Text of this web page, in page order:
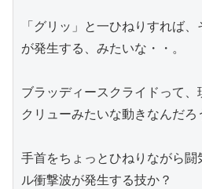
「グリッ」と一ひねりすれば
が発生する、みたいな・・。
ブラッディースクライドって
クリューみたいな動きなんだろ
手首をちょっとひねりながら
ル衝撃波が発生する技か？